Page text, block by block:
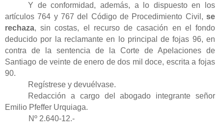
Y de conformidad, además, a lo dispuesto en los
artículos 764 y 767 del Código de Procedimiento Civil, se
rechaza, sin costas, el recurso de casación en el fondo
deducido por la reclamante en lo principal de fojas 96, en
contra de la sentencia de la Corte de Apelaciones de
Santiago de veinte de enero de dos mil doce, escrita a fojas
90.
Regístrese y devuélvase.
Redacción a cargo del abogado integrante señor
Emilio Pfeffer Urquiaga.
Nº 2.640-12.-